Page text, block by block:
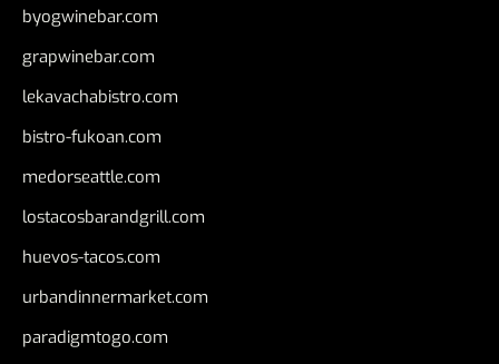
byogwinebar.com
grapwinebar.com
lekavachabistro.com
bistro-fukoan.com
medorseattle.com
lostacosbarandgrill.com
huevos-tacos.com
urbandinnermarket.com
paradigmtogo.com